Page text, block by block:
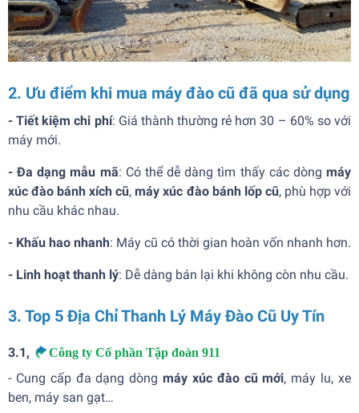
2. Ưu điểm khi mua máy đào cũ đã qua sử dụng
- Tiết kiệm chi phí: Giá thành thường rẻ hơn 30 – 60% so với
máy mới.
-Đa dạng mẫu mã: Có thể dễ dàng tìm thấy các dòngmáy
xúc đào bánh xích cũ,máyxúc đào bánh lốp cũ, phù hợp với
nhu cầu khác nhau.
- Khấu hao nhanh: Máy cũ có thời gian hoàn vốn nhanh hơn.
- Linh hoạt thanh lý: Dễ dàng bán lại khi không còn nhu cầu.
3. Top 5 Địa Chỉ Thanh Lý Máy Đào Cũ Uy Tín
3.1, Công ty Cổ phần Tập đoàn 911
- Cung cấp đa dạng dòngmáy xúc đào cũ mới, máy lu, xe
ben, máy san gạt…